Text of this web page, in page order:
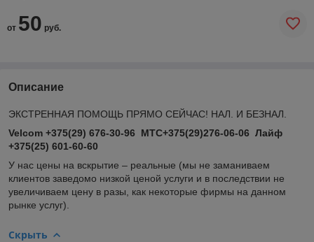
от 50 руб.
Описание
ЭКСТРЕННАЯ ПОМОЩЬ ПРЯМО СЕЙЧАС! НАЛ. И БЕЗНАЛ.
Velcom +375(29) 676-30-96 МТС+375(29)276-06-06 Лайф
+375(25) 601-60-60
У нас цены на вскрытие – реальные (мы не заманиваем
клиентов заведомо низкой ценой услуги и в последствии не
увеличиваем цену в разы, как некоторые фирмы на данном
рынке услуг).
Скрыть